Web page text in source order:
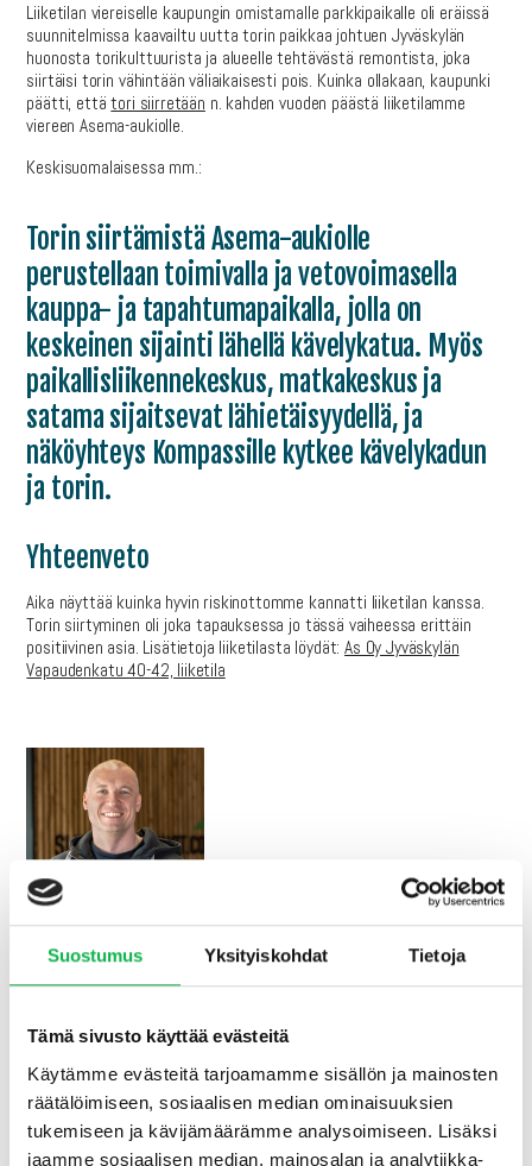
Suostumus Yksityiskohdat Tietoja
Tämä sivusto käyttää evästeitä
Käytämme evästeitä tarjoamamme sisällön ja mainosten
räätälöimiseen, sosiaalisen median ominaisuuksien
tukemiseen ja kävijämäärämme analysoimiseen. Lisäksi
jaamme sosiaalisen median, mainosalan ja analytiikka-
Liiketilan viereiselle kaupungin omistamalle parkkipaikalle oli eräissä
suunnitelmissa kaavailtu uutta torin paikkaa johtuen Jyväskylän
huonosta torikulttuurista ja alueelle tehtävästä remontista, joka
siirtäisi torin vähintään väliaikaisesti pois. Kuinka ollakaan, kaupunki
päätti, ettätori siirretään n. kahden vuoden päästä liiketilamme
viereen Asema-aukiolle.
Keskisuomalaisessa mm.:
Torin siirtämistä Asema-aukiolle
perustellaan toimivalla ja vetovoimasella
kauppa- ja tapahtumapaikalla, jolla on
keskeinen sijainti lähellä kävelykatua. Myös
paikallisliikennekeskus, matkakeskus ja
satama sijaitsevat lähietäisyydellä, ja
näköyhteys Kompassille kytkee kävelykadun
ja torin.
Yhteenveto
Aika näyttää kuinka hyvin riskinottomme kannatti liiketilan kanssa.
Torin siirtyminen oli joka tapauksessa jo tässä vaiheessa erittäin
positiivinen asia. Lisätietoja liiketilasta löydät:As Oy Jyväskylän
Vapaudenkatu 40-42, liiketila
Henri Neuvonen
henri.neuvonen@sijoitusasunnot.com
Vastaa